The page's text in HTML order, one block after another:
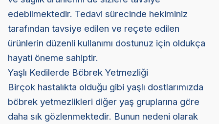
edebilmektedir. Tedavi sürecinde hekiminiz
tarafından tavsiye edilen ve reçete edilen
ürünlerin düzenli kullanımı dostunuz için oldukça
hayati öneme sahiptir.
Yaşlı Kedilerde Böbrek Yetmezliği
Birçok hastalıkta olduğu gibi yaşlı dostlarımızda
böbrek yetmezlikleri diğer yaş gruplarına göre
daha sık gözlenmektedir. Bunun nedeni olarak